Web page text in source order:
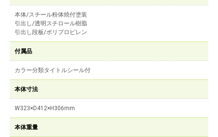
本体/スチール粉体焼付塗装
引出し/透明スチロール樹脂
引出し段板/ポリプロピレン
付属品
カラー分類タイトルシール付
本体寸法
W323×D412×H306mm
本体重量